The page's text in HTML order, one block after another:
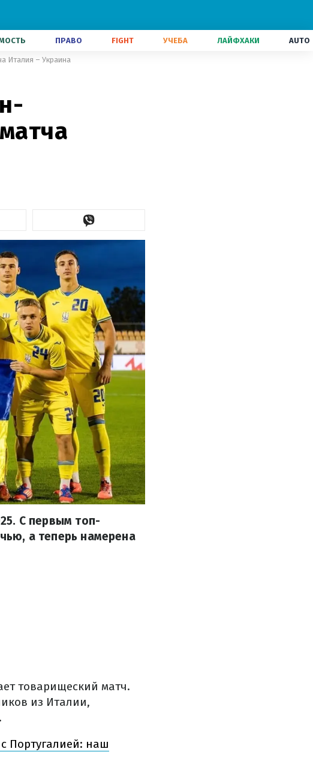
ПРАВО FIGHT УЧЕБА ЛАЙФХАКИ AUTO
Италия – Украина
С первым топ-
а теперь намерена
товарищеский матч.
из Италии,
Португалией: наш